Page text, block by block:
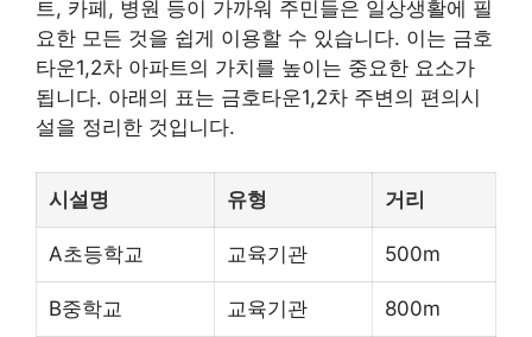
트, 카페, 병원 등이 가까워 주민들은 일상생활에 필
요한 모든 것을 쉽게 이용할 수 있습니다. 이는 금호
타운1,2차 아파트의 가치를 높이는 중요한 요소가
됩니다. 아래의 표는 금호타운1,2차 주변의 편의시
설을 정리한 것입니다.
시설명 유형 거리
A초등학교 교육기관 500m
B중학교 교육기관 800m